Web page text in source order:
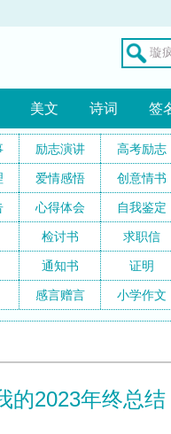
美文 诗词 签
励志演讲 高考励志
爱情感悟 创意情书
心得体会 自我鉴定
检讨书 求职信
通知书 证明
感言赠言 小学作文
的2023年终总结